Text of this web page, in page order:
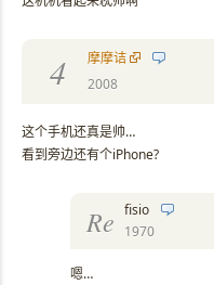
4
摩摩诘
2008
这个手机还真是帅…
看到旁边还有个iPhone?
Re fisio
1970
嗯…